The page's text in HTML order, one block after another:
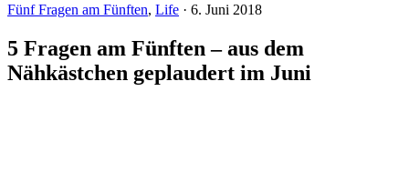
Fünf Fragen am Fünften, Life · 6. Juni 2018
5 Fragen am Fünften – aus dem
Nähkästchen geplaudert im Juni